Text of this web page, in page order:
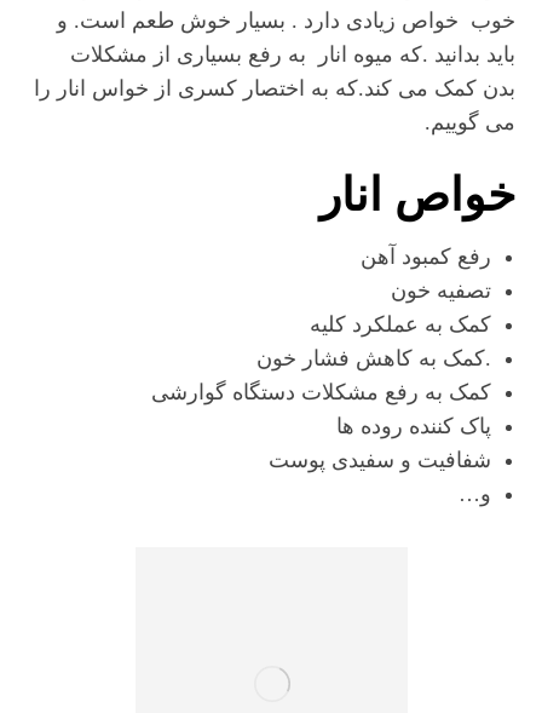
خوب خواص زیادی دارد . بسیار خوش طعم است. و
باید بدانید .که میوه انار به رفع بسیاری از مشکلات
بدن کمک می کند.که به اختصار کسری از خواس انار را
می گوییم.
خواص انار
رفع کمبود آهن
تصفیه خون
کمک به عملکرد کلیه
.کمک به کاهش فشار خون
کمک به رفع مشکلات دستگاه گوارشی
پاک کننده روده ها
شفافیت و سفیدی پوست
و…